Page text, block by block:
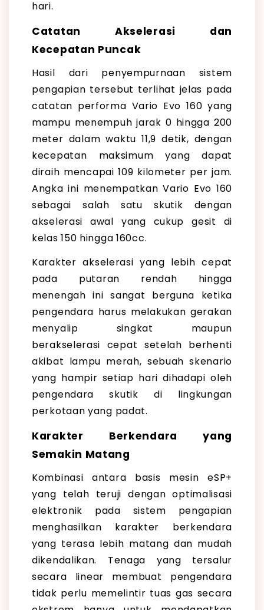
hari.
Catatan Akselerasi dan
Kecepatan Puncak
Hasil dari penyempurnaan sistem
pengapian tersebut terlihat jelas pada
catatan performa Vario Evo 160 yang
mampu menempuh jarak 0 hingga 200
meter dalam waktu 11,9 detik, dengan
kecepatan maksimum yang dapat
diraih mencapai 109 kilometer per jam.
Angka ini menempatkan Vario Evo 160
sebagai salah satu skutik dengan
akselerasi awal yang cukup gesit di
kelas 150 hingga 160cc.
Karakter akselerasi yang lebih cepat
pada putaran rendah hingga
menengah ini sangat berguna ketika
pengendara harus melakukan gerakan
menyalip singkat maupun
berakselerasi cepat setelah berhenti
akibat lampu merah, sebuah skenario
yang hampir setiap hari dihadapi oleh
pengendara skutik di lingkungan
perkotaan yang padat.
Karakter Berkendara yang
Semakin Matang
Kombinasi antara basis mesin eSP+
yang telah teruji dengan optimalisasi
elektronik pada sistem pengapian
menghasilkan karakter berkendara
yang terasa lebih matang dan mudah
dikendalikan. Tenaga yang tersalur
secara linear membuat pengendara
tidak perlu memelintir tuas gas secara